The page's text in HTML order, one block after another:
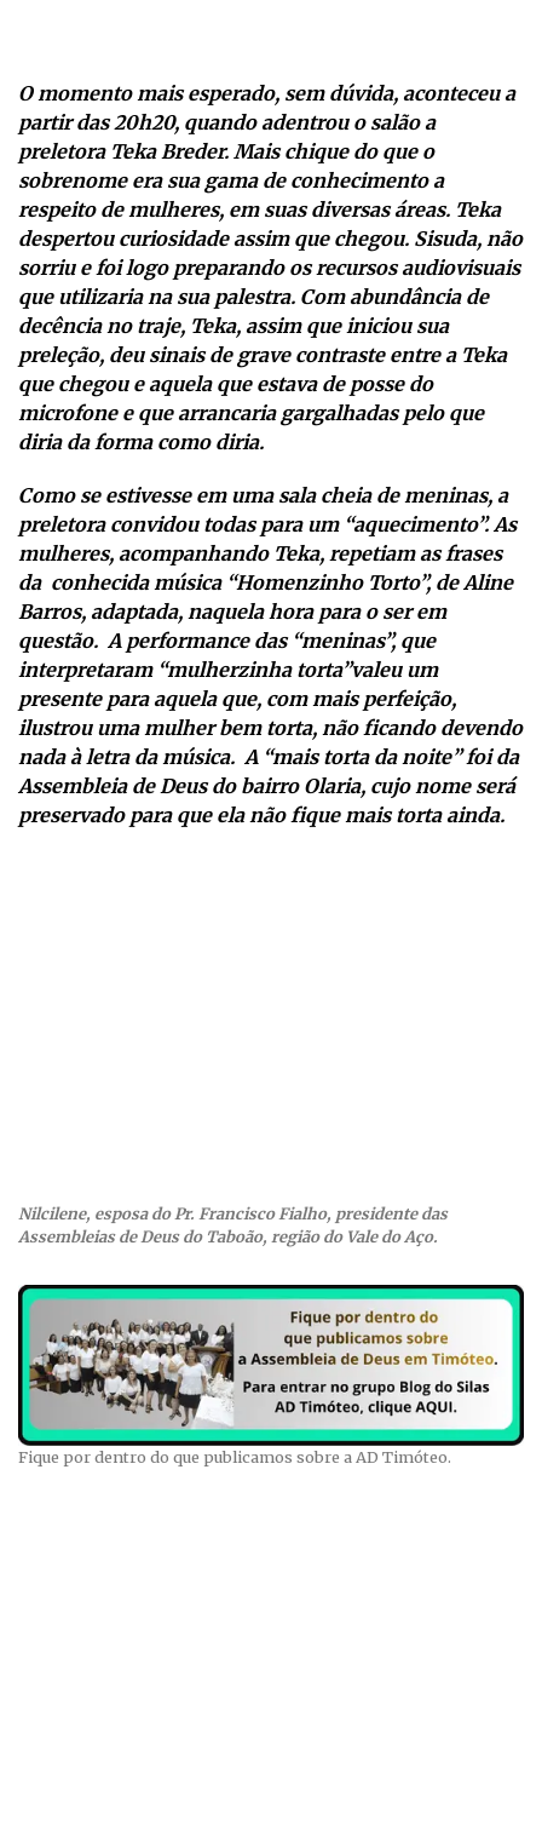
O momento mais esperado, sem dúvida, aconteceu a
partir das 20h20, quando adentrou o salão a
preletora Teka Breder. Mais chique do que o
sobrenome era sua gama de conhecimento a
respeito de mulheres, em suas diversas áreas. Teka
despertou curiosidade assim que chegou. Sisuda, não
sorriu e foi logo preparando os recursos audiovisuais
que utilizaria na sua palestra. Com abundância de
decência no traje, Teka, assim que iniciou sua
preleção, deu sinais de grave contraste entre a Teka
que chegou e aquela que estava de posse do
microfone e que arrancaria gargalhadas pelo que
diria da forma como diria.
Como se estivesse em uma sala cheia de meninas, a
preletora convidou todas para um “aquecimento”. As
mulheres, acompanhando Teka, repetiam as frases
da conhecida música “Homenzinho Torto”, de Aline
Barros, adaptada, naquela hora para o ser em
questão. A performance das “meninas”, que
interpretaram “mulherzinha torta”valeu um
presente para aquela que, com mais perfeição,
ilustrou uma mulher bem torta, não ficando devendo
nada à letra da música. A “mais torta da noite” foi da
Assembleia de Deus do bairro Olaria, cujo nome será
preservado para que ela não fique mais torta ainda.
Nilcilene, esposa do Pr. Francisco Fialho, presidente das
Assembleias de Deus do Taboão, região do Vale do Aço.
Fique por dentro do que publicamos sobre a AD Timóteo.